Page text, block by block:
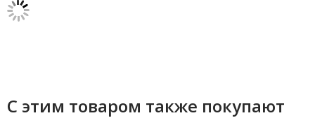
С этим товаром также покупают